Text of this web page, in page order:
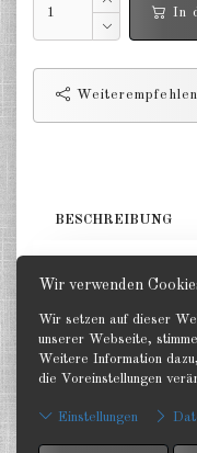
Wir verwenden
Wir setzen auf dieser
unserer Webseite,
Weitere Information
die Voreinstellungen
Einstellungen
Russland 1:2400
EN
In
Weiterempfehlen
BESCHREIBUNG
Zurück